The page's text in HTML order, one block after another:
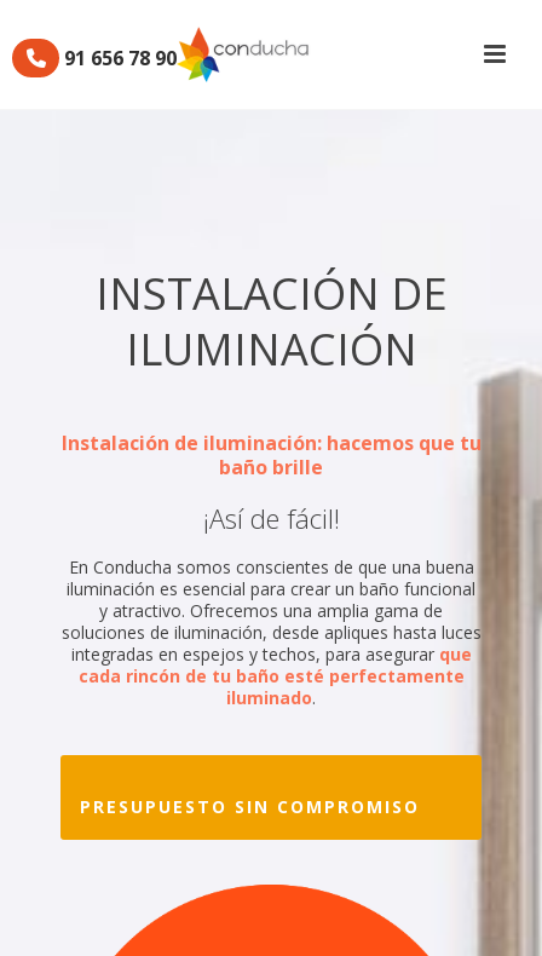
91 656 78 90
INSTALACIÓN DE
ILUMINACIÓN
Instalación de iluminación: hacemos que tu
baño brille
¡Así de fácil!
En Conducha somos conscientes de que una buena
iluminación es esencial para crear un baño funcional
y atractivo. Ofrecemos una amplia gama de
soluciones de iluminación, desde apliques hasta luces
integradas en espejos y techos, para asegurar que
cada rincón de tu baño esté perfectamente
iluminado.
PRESUPUESTO SIN COMPROMISO